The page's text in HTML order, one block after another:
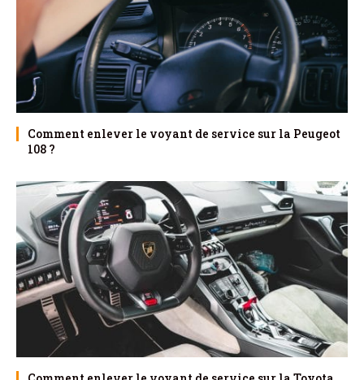
Comment enlever le voyant de service sur la Peugeot
108 ?